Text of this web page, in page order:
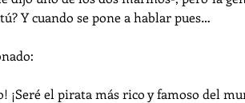
Y cuando se pone a hablar pues…
¡Seré el pirata más rico y famoso del